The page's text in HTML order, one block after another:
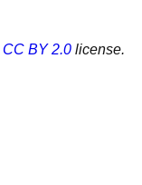
CC BY 2.0 license.